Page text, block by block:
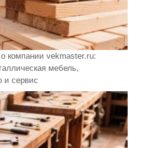
компании vekmaster.ru:
мебель,
и сервис